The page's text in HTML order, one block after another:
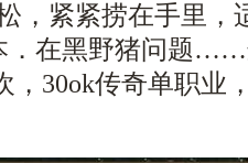
，紧紧捞在手里，
．在黑野猪问题
30ok传奇单职业